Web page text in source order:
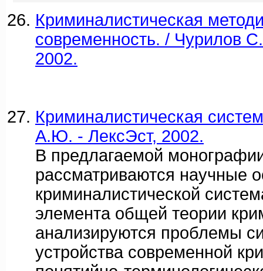
Криминалистическая
современность. / Чурилов
2002.
Криминалистическая
А.Ю. - ЛексЭст, 2002.
В предлагаемой
рассматриваются научные
криминалистической
элемента общей теории
анализируются проблемы
устройства современной